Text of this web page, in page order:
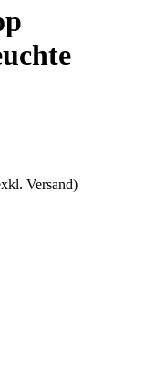
Versand)